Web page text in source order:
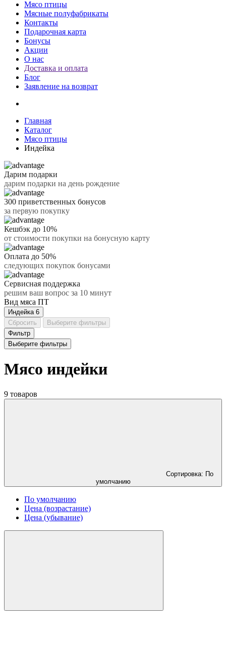
Мясо птицы
Мясные полуфабрикаты
Контакты
Подарочная карта
Бонусы
Акции
О нас
Доставка и оплата
Блог
Заявление на возврат
Главная
Каталог
Мясо птицы
Индейка
Дарим подарки
дарим подарки на день рождение
300 приветственных бонусов
за первую покупку
Кешбэк до 10%
от стоимости покупки на бонусную карту
Оплата до 50%
следующих покупок бонусами
Сервисная поддержка
решим ваш вопрос за 10 минут
Вид мяса ПТ
Индейка 6
Сбросить
Выберите фильтры
Фильтр
Выберите фильтры
Мясо индейки
9 товаров
Сортировка: По
умолчанию
По умолчанию
Цена (возрастание)
Цена (убывание)